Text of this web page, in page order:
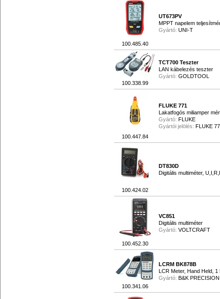
100.485.40
UT673PV
MPPT napelem
Gyártó: UNI-T
100.338.99
TCT700 Teszter
LAN kábelezés teszter
Gyártó: GOLDTOOL
100.447.84
FLUKE 771
Lakatfogós miliamper
Gyártó: FLUKE
Gyártói jelölés: FLUKE
100.424.02
DT830D
Digitális multiméter,
100.452.30
VC851
Digitális multiméter
Gyártó: VOLTCRAFT
100.341.06
LCRM BK878B
LCR Meter, Hand Held,
Gyártó: B&K PRECISION